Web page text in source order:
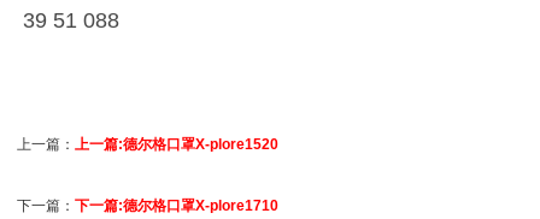
39 51 088
上一篇： 上一篇:德尔格口罩X-plore1520
下一篇： 下一篇:德尔格口罩X-plore1710